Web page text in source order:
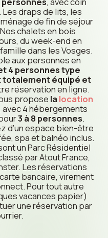
op een rustige,
te vieren en op een
te genieten.
ervaring in de
Les draps de lits, les
de fin de séjour
chalets en bois
du week-end en
dans les Vosges.
aux personnes en
4 personnes type
totalement équipé et
réservation en ligne.
propose lalocation
avec 4 hébergements
3 à 8 personnes.
d’un espace bien-être
spa et balnéo inclus.
un Parc Résidentiel
par Atout France,
Les réservations
bancaire, virement
Pour tout autre
vacances papier)
une réservation par